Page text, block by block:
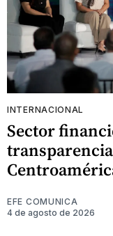
INTERNACIONAL
Sector
EFE COMUNICA
4 de agosto de 2026